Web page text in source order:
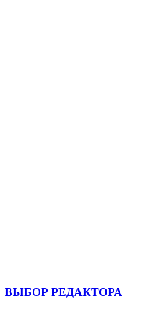
ВЫБОР РЕДАКТОРА